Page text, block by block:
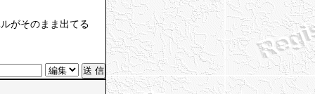
がそのまま出てる